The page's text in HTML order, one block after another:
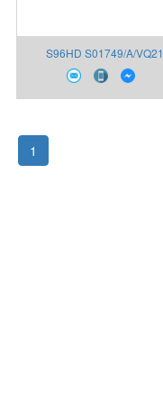
S96HD S01749/A/VQ21
Crowcon Việt Nam
1